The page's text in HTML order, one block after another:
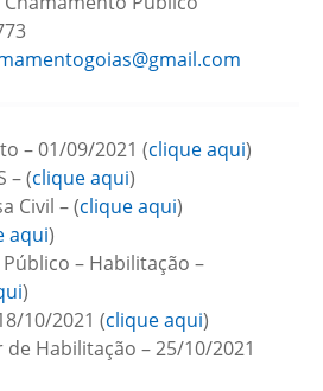
– 01/09/2021 (clique aqui)
– (clique aqui)
Civil – (clique aqui)
aqui)
– Habilitação –
)
10/2021 (clique aqui)
Habilitação – 25/10/2021